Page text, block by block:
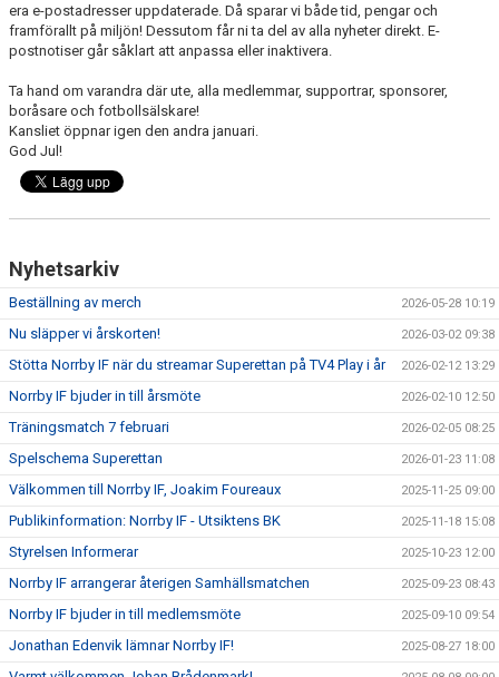
era e-postadresser uppdaterade. Då sparar vi både tid, pengar och
framförallt på miljön! Dessutom får ni ta del av alla nyheter direkt. E-
postnotiser går såklart att anpassa eller inaktivera.
Ta hand om varandra där ute, alla medlemmar, supportrar, sponsorer,
boråsare och fotbollsälskare!
Kansliet öppnar igen den andra januari.
God Jul!
Nyhetsarkiv
Beställning av merch 2026-05-28 10:19
Nu släpper vi årskorten! 2026-03-02 09:38
Stötta Norrby IF när du streamar Superettan på TV4 Play i år 2026-02-12 13:29
Norrby IF bjuder in till årsmöte 2026-02-10 12:50
Träningsmatch 7 februari 2026-02-05 08:25
Spelschema Superettan 2026-01-23 11:08
Välkommen till Norrby IF, Joakim Foureaux 2025-11-25 09:00
Publikinformation: Norrby IF - Utsiktens BK 2025-11-18 15:08
Styrelsen Informerar 2025-10-23 12:00
Norrby IF arrangerar återigen Samhällsmatchen 2025-09-23 08:43
Norrby IF bjuder in till medlemsmöte 2025-09-10 09:54
Jonathan Edenvik lämnar Norrby IF! 2025-08-27 18:00